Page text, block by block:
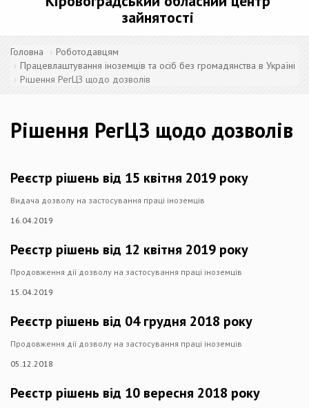
зайнятості
Головна
Роботодавцям
Працевлаштування іноземців та осіб без громадянства в Україні
Рішення РегЦЗ щодо дозволів
Рішення РегЦЗ щодо дозволів
Реєстр рішень від 15 квітня 2019 року
Видача дозволу на застосування праці іноземців
16.04.2019
Реєстр рішень від 12 квітня 2019 року
Продовження дії дозволу на застосування праці іноземців​
15.04.2019
Реєстр рішень від 04 грудня 2018 року
Продовження дії дозволу на застосування праці іноземців​
05.12.2018
Реєстр рішень від 10 вересня 2018 року